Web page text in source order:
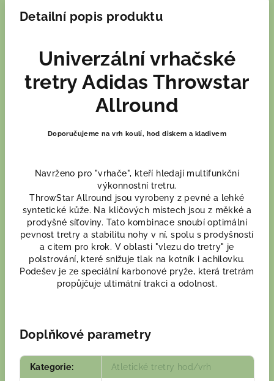
Detailní popis produktu
Univerzální vrhačské
tretry Adidas Throwstar
Allround
Doporučujeme na vrh koulí, hod diskem a kladivem
Navrženo pro "vrhače", kteří hledají multifunkční
výkonnostní tretru.
ThrowStar Allround jsou vyrobeny z pevné a lehké
syntetické kůže. Na klíčových místech jsou z měkké a
prodyšné síťoviny. Tato kombinace snoubí optimální
pevnost tretry a stabilitu nohy v ní, spolu s prodyšností
a citem pro krok. V oblasti "vlezu do tretry" je
polstrování, které snižuje tlak na kotník i achilovku.
Podešev je ze speciální karbonové pryže, která tretrám
propůjčuje ultimátní trakci a odolnost.
Doplňkové parametry
Kategorie: Atletické tretry hod/vrh